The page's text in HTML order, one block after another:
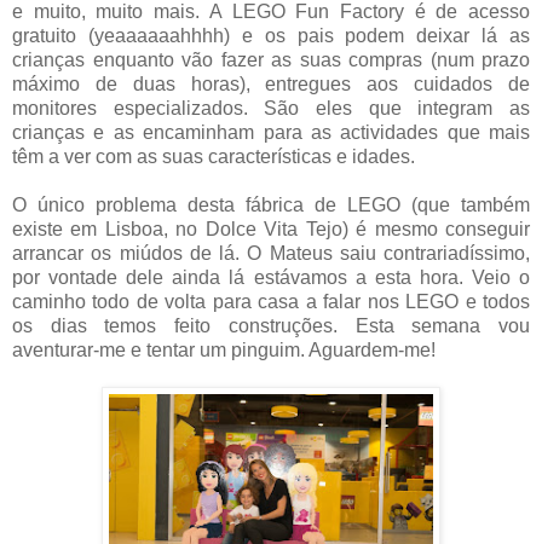
e muito, muito mais. A LEGO Fun Factory é de acesso
gratuito (yeaaaaaahhhh) e os pais podem deixar lá as
crianças enquanto vão fazer as suas compras (num prazo
máximo de duas horas), entregues aos cuidados de
monitores especializados. São eles que integram as
crianças e as encaminham para as actividades que mais
têm a ver com as suas características e idades.
O único problema desta fábrica de LEGO (que também
existe em Lisboa, no Dolce Vita Tejo) é mesmo conseguir
arrancar os miúdos de lá. O Mateus saiu contrariadíssimo,
por vontade dele ainda lá estávamos a esta hora. Veio o
caminho todo de volta para casa a falar nos LEGO e todos
os dias temos feito construções. Esta semana vou
aventurar-me e tentar um pinguim. Aguardem-me!